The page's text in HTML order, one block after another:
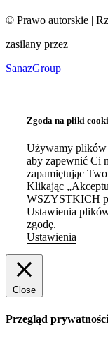
© Prawo autorskie |
zasilany przez
SanazGroup
Zgoda na pliki
Używamy plików
aby zapewnić Ci
zapamiętując
Klikając
WSZYSTKICH
Ustawienia
zgodę.
Ustawienia
Close
Przegląd prywatności